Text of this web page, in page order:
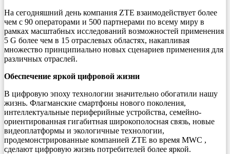
На сегодняшний день компания ZTE взаимодействует более
чем с 90 операторами и 500 партнерами по всему миру в
рамках масштабных исследований возможностей применения
5 G более чем в 15 отраслевых областях, накапливая
множество принципиально новых сценариев применения для
различных отраслей.
Обеспечение яркой цифровой жизни
В цифровую эпоху технологии значительно обогатили нашу
жизнь. Флагманские смартфоны нового поколения,
интеллектуальные периферийные устройства, семейно-
ориентированная гигабитная широкополосная связь, новые
видеоплатформы и экологичные технологии,
продемонстрированные компанией ZTE во время MWC ,
сделают цифровую жизнь потребителей более яркой.